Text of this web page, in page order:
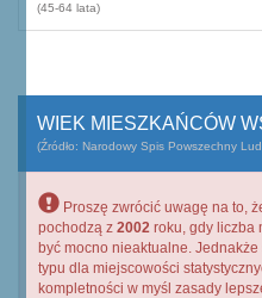
(45-64 lata)
WIEK MIESZKAŃCÓW
(Źródło: Narodowy Spis Powszechny
Proszę zwrócić uwagę na to,
pochodzą z 2002 roku, gdy liczba
być mocno nieaktualne.
typu dla miejscowości
kompletności w myśl zasady